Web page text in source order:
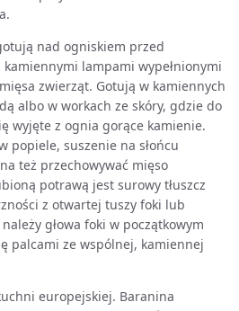
nad ogniskiem przed
lampami wypełnionymi
zwierząt. Gotują w kamiennych
albo w workach ze skóry, gdzie do
wyjęte z ognia gorące kamienie.
popiele, suszenie na słońcu
też przechowywać mięso
potrawą jest surowy tłuszcz
z otwartej tuszy foki lub
głowa foki w początkowym
palcami ze wspólnej, kamiennej
europejskiej. Baranina